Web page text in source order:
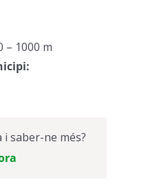
– 1000 m
saber-ne més?